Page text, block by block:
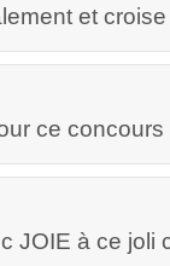
et
ce
JOIE à ce joli